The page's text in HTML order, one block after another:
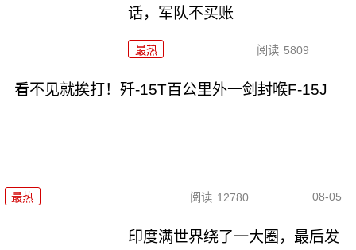
话，军队不买账
最热 阅读 5809
看不见就挨打！歼-15T百公里外一剑封喉F-15J
最热 阅读 12780 08-05
印度满世界绕了一大圈，最后发